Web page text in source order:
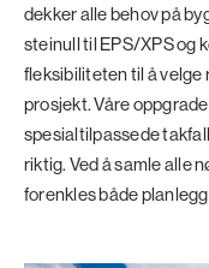
dekker alle behov på
steinull til EPS/XPS og
fleksibiliteten til å velge
prosjekt. Våre
spesialtilpassede
riktig. Ved å samle alle
forenkles både